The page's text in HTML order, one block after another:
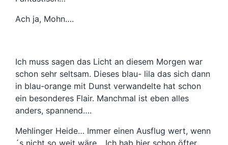
Ach ja, Mohn….
Ich muss sagen das Licht an diesem Morgen war
schon sehr seltsam. Dieses blau- lila das sich dann
in blau-orange mit Dunst verwandelte hat schon
ein besonderes Flair. Manchmal ist eben alles
anders, spannend….
Mehlinger Heide… Immer einen Ausflug wert, wenn
´s nicht so weit wäre….Ich hab hier schon öfter